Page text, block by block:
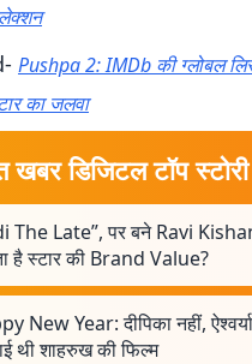
Pushpa 2: IMDb की ग्लोबल
का जलवा
खबर डिजिटल टॉप स्टोरी
The Late”, पर बने Ravi
है स्टार की Brand Value?
New Year: दीपिका नहीं,
थी शाहरुख की फिल्म